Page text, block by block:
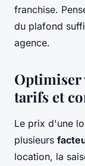
franchise.
du plafond
agence.
Optimiser
tarifs et
Le prix d'une
plusieurs
location, la